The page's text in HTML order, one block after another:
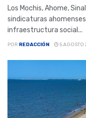
Los Mochis, Ahome,
sindicaturas
infraestructura social...
POR REDACCIÓN 5 AGOSTO